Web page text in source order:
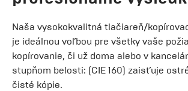
Naša vysokokvalitná tlačiareň/
je ideálnou voľbou pre všetky vaše
kopírovanie, či už doma alebo v
stupňom belosti: (CIE 160) zaisťuje
čisté kópie.